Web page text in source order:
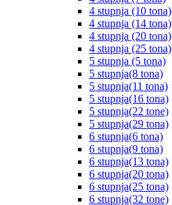
4 stupnja (10 tona)
4 stupnja (14 tona)
4 stupnja (20 tona)
4 stupnja (25 tona)
5 stupnja (5 tona)
5 stupnja(8 tona)
5 stupnja(11 tona)
5 stupnja(16 tona)
5 stupnja(22 tone)
5 stupnja(29 tona)
6 stupnja(6 tona)
6 stupnja(9 tona)
6 stupnja(13 tona)
6 stupnja(20 tona)
6 stupnja(25 tona)
6 stupnja(32 tone)